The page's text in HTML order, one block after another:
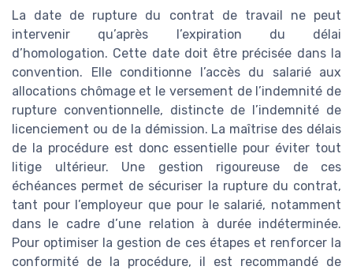
La date de rupture du contrat de travail ne peut
intervenir qu’après l’expiration du délai
d’homologation. Cette date doit être précisée dans la
convention. Elle conditionne l’accès du salarié aux
allocations chômage et le versement de l’indemnité de
rupture conventionnelle, distincte de l’indemnité de
licenciement ou de la démission. La maîtrise des délais
de la procédure est donc essentielle pour éviter tout
litige ultérieur. Une gestion rigoureuse de ces
échéances permet de sécuriser la rupture du contrat,
tant pour l’employeur que pour le salarié, notamment
dans le cadre d’une relation à durée indéterminée.
Pour optimiser la gestion de ces étapes et renforcer la
conformité de la procédure, il est recommandé de